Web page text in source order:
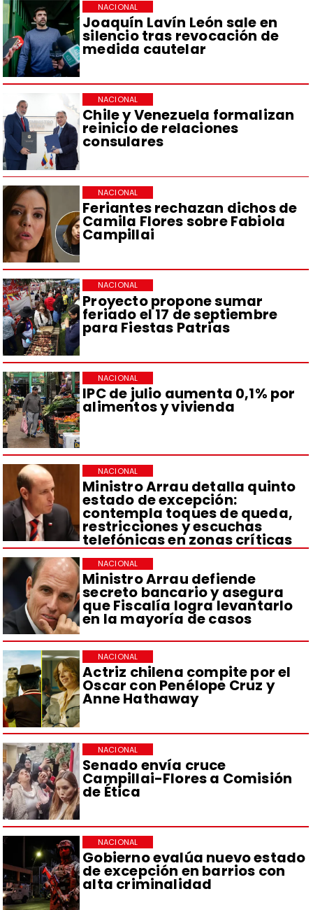
Joaquín Lavín León sale en
silencio tras revocación de
medida cautelar
NACIONAL
Chile y Venezuela formalizan
reinicio de relaciones
consulares
NACIONAL
Feriantes rechazan dichos de
Camila Flores sobre Fabiola
Campillai
NACIONAL
Proyecto propone sumar
feriado el 17 de septiembre
para Fiestas Patrias
NACIONAL
IPC de julio aumenta 0,1% por
alimentos y vivienda
NACIONAL
Ministro Arrau detalla quinto
estado de excepción:
contempla toques de queda,
restricciones y escuchas
telefónicas en zonas críticas
NACIONAL
Ministro Arrau defiende
secreto bancario y asegura
que Fiscalía logra levantarlo
en la mayoría de casos
NACIONAL
Actriz chilena compite por el
Oscar con Penélope Cruz y
Anne Hathaway
NACIONAL
Senado envía cruce
Campillai-Flores a Comisión
de Ética
NACIONAL
Gobierno evalúa nuevo estado
de excepción en barrios con
alta criminalidad
NACIONAL